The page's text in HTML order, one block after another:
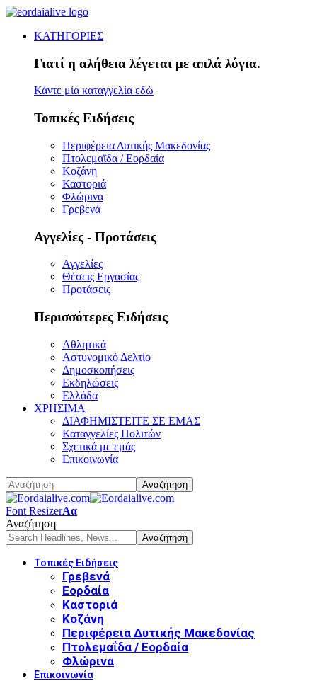
ΚΑΤΗΓΟΡΙΕΣ
Γιατί η αλήθεια λέγεται με απλά λόγια.
Κάντε μία καταγγελία εδώ
Τοπικές Ειδήσεις
Περιφέρεια Δυτικής Μακεδονίας
Πτολεμαΐδα / Εορδαία
Κοζάνη
Καστοριά
Φλώρινα
Γρεβενά
Αγγελίες - Προτάσεις
Αγγελίες
Θέσεις Εργασίας
Προτάσεις
Περισσότερες Ειδήσεις
Αθλητικά
Αστυνομικό Δελτίο
Δημοσκοπήσεις
Εκδηλώσεις
Ελλάδα
ΧΡΗΣΙΜΑ
ΔΙΑΦΗΜΙΣΤΕΙΤΕ ΣΕ ΕΜΑΣ
Καταγγελίες Πολιτών
Σχετικά με εμάς
Επικοινωνία
Font ResizerΑα
Αναζήτηση
Τοπικές Ειδήσεις
Γρεβενά
Εορδαία
Καστοριά
Κοζάνη
Περιφέρεια Δυτικής Μακεδονίας
Πτολεμαΐδα / Εορδαία
Φλώρινα
Επικοινωνία